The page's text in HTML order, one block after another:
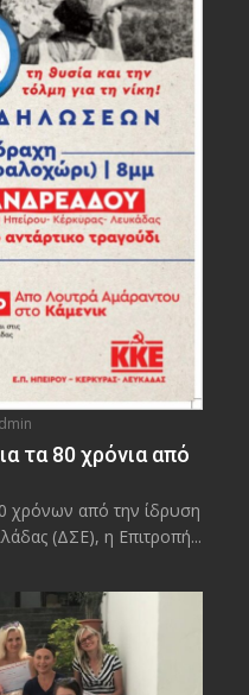
τα 80 χρόνια από
από την ίδρυση
(ΔΣΕ), η Επιτροπή...